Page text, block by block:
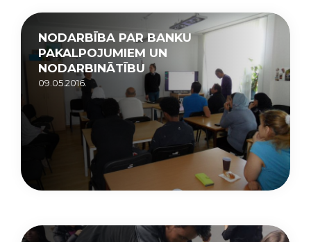
NODARBĪBA PAR BANKU
PAKALPOJUMIEM UN
NODARBINĀTĪBU
09.05.2016.